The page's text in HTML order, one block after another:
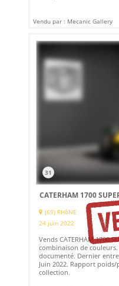
Vendu par : Mecanic Gallery
31
CATERHAM 1700
(69) RHôNE
24 juin 2022
Vends CATERHAM 1700
combinaison de
documenté. Dernier
Juin 2022. Rapport poids/
collection.